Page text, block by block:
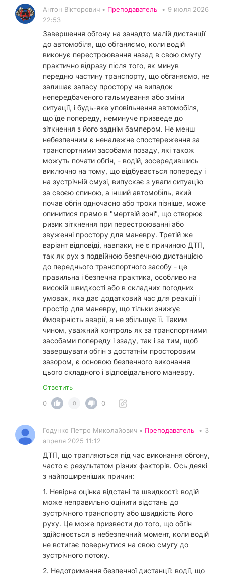
Антон Вікторович • Преподаватель • 9 июля 2026
22:53
Завершення обгону на занадто малій дистанції
до автомобіля, що обганяємо, коли водій
виконує перестроювання назад в свою смугу
практично відразу після того, як минув
передню частину транспорту, що обганяємо, не
залишає запасу простору на випадок
непередбаченого гальмування або зміни
ситуації, і будь-яке уповільнення автомобіля,
що їде попереду, неминуче призведе до
зіткнення з його заднім бампером. Не менш
небезпечним є неналежне спостереження за
транспортними засобами позаду, які також
можуть почати обгін, - водій, зосередившись
виключно на тому, що відбувається попереду і
на зустрічній смузі, випускає з уваги ситуацію
за своєю спиною, а інший автомобіль, який
почав обгін одночасно або трохи пізніше, може
опинитися прямо в "мертвій зоні", що створює
ризик зіткнення при перестроюванні або
звуженні простору для маневру. Третій же
варіант відповіді, навпаки, не є причиною ДТП,
так як рух з подвійною безпечною дистанцією
до переднього транспортного засобу - це
правильна і безпечна практика, особливо на
високій швидкості або в складних погодних
умовах, яка дає додатковий час для реакції і
простір для маневру, що тільки знижує
ймовірність аварії, а не збільшує її. Таким
чином, уважний контроль як за транспортними
засобами попереду і ззаду, так і за тим, щоб
завершувати обгін з достатнім просторовим
зазором, є основою безпечного виконання
цього складного і відповідального маневру.
Ответить
0
0 0
Годунко Петро Миколайович • Преподаватель • 3
апреля 2025 11:12
ДТП, що трапляються під час виконання обгону,
часто є результатом різних факторів. Ось деякі
з найпоширеніших причин:
1. Невірна оцінка відстані та швидкості: водій
може неправильно оцінити відстань до
зустрічного транспорту або швидкість його
руху. Це може призвести до того, що обгін
здійснюється в небезпечний момент, коли водій
не встигає повернутися на свою смугу до
зустрічного потоку.
2. Недотримання безпечної дистанції: водії, що